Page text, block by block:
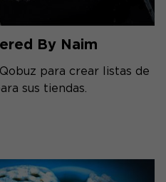
By Naim
para crear listas de
sus tiendas.